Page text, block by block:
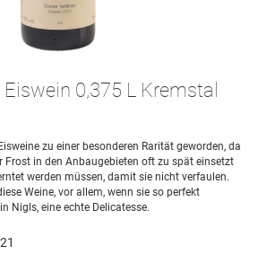
0,375 L Kremstal
zu einer besonderen Rarität geworden, da
Frost in den Anbaugebieten oft zu spät einsetzt
werden müssen, damit sie nicht verfaulen.
Weine, vor allem, wenn sie so perfekt
Nigls, eine echte Delicatesse.